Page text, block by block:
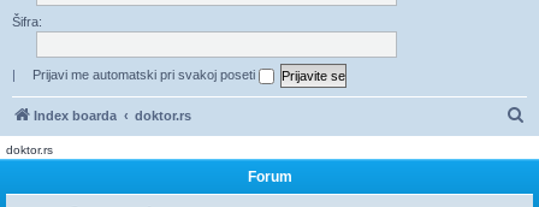
Šifra:
| Prijavi me automatski pri svakoj poseti
Index boarda doktor.rs
doktor.rs
Forum